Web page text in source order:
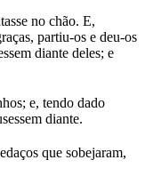
no chão. E,
partiu-os e deu-os
diante deles; e
e, tendo dado
diante.
que sobejaram,